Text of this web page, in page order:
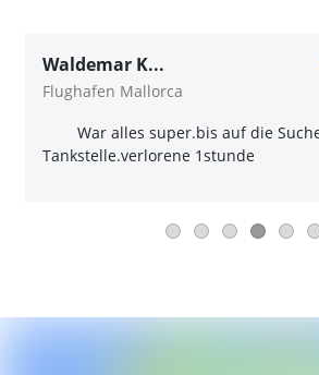
Waldemar K...
Flughafen Mallorca
War alles super.bis auf die
Tankstelle.verlorene 1stunde